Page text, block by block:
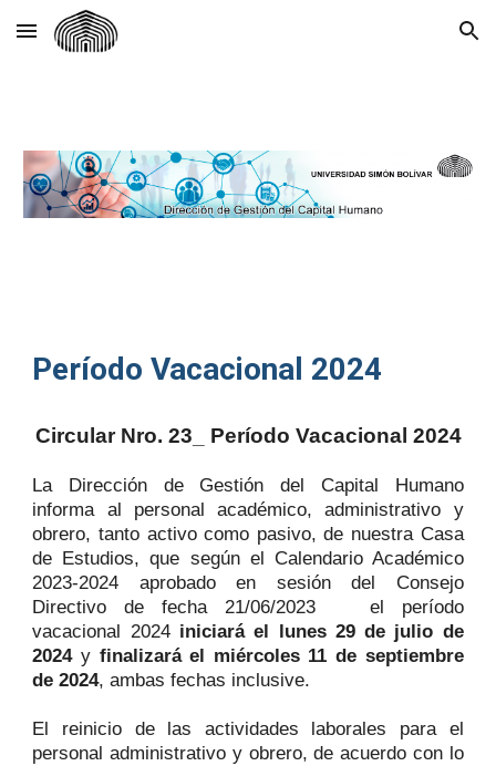
Skip to main content Skip to navigation
Período Vacacional 2024
Circular Nro. 23_ Período Vacacional 2024
La Dirección de Gestión del Capital Humano
informa al personal académico, administrativo y
obrero, tanto activo como pasivo, de nuestra Casa
de Estudios, que según el Calendario Académico
2023-2024 aprobado en sesión del Consejo
Directivo de fecha 21/06/2023 el período
vacacional 2024 iniciará el lunes 29 de julio de
2024y finalizará el miércoles 11 de septiembre
de 2024, ambas fechas inclusive.
El reinicio de las actividades laborales para el
personal administrativo y obrero, de acuerdo con lo